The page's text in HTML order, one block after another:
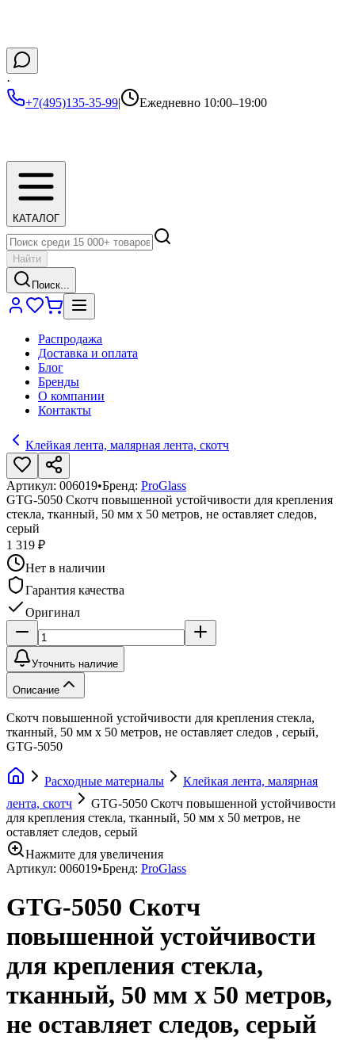
·
+7(495)135-35-99| Ежедневно 10:00–19:00
КАТАЛОГ
Найти
Поиск...
Распродажа
Доставка и оплата
Блог
Бренды
О компании
Контакты
Клейкая лента, малярная лента, скотч
Артикул: 006019•Бренд: ProGlass
GTG-5050 Скотч повышенной устойчивости для крепления
стекла, тканный, 50 мм х 50 метров, не оставляет следов,
серый
1 319 ₽
Нет в наличии
Гарантия качества
Оригинал
Уточнить наличие
Описание
Скотч повышенной устойчивости для крепления стекла,
тканный, 50 мм х 50 метров, не оставляет следов , серый,
GTG-5050
Расходные материалы
Клейкая лента, малярная
лента, скотч
GTG-5050 Скотч повышенной устойчивости
для крепления стекла, тканный, 50 мм х 50 метров, не
оставляет следов, серый
Нажмите для увеличения
Артикул: 006019•Бренд: ProGlass
GTG-5050 Скотч
повышенной устойчивости
для крепления стекла,
тканный, 50 мм х 50 метров,
не оставляет следов, серый